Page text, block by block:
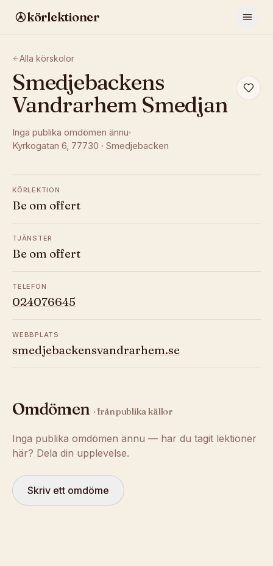
körlektioner
Alla körskolor
Smedjebackens
Vandrarhem Smedjan
Inga publika omdömen ännu
Kyrkogatan 6, 77730 · Smedjebacken
KÖRLEKTION
Be om offert
TJÄNSTER
Be om offert
TELEFON
024076645
WEBBPLATS
smedjebackensvandrarhem.se
Omdömen · från publika källor
Inga publika omdömen ännu — har du tagit lektioner
här? Dela din upplevelse.
Skriv ett omdöme